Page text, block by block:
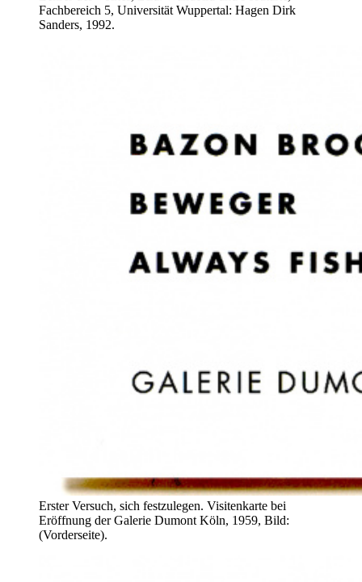
Fachbereich 5, Universität Wuppertal: Hagen Dirk
Sanders, 1992.
Erster Versuch, sich festzulegen. Visitenkarte bei
Eröffnung der Galerie Dumont Köln, 1959, Bild:
(Vorderseite).